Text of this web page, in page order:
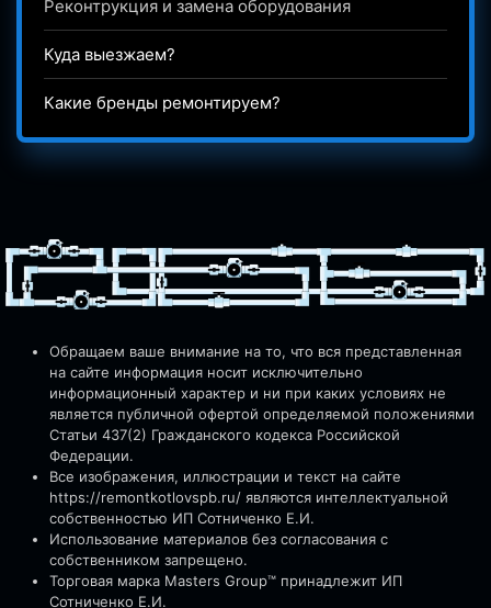
Реконтрукция и замена оборудования
Куда выезжаем?
Какие бренды ремонтируем?
Обращаем ваше внимание на то, что вся представленная
на сайте информация носит исключительно
информационный характер и ни при каких условиях не
является публичной офертой определяемой положениями
Статьи 437(2) Гражданского кодекса Российской
Федерации.
Все изображения, иллюстрации и текст на сайте
https://remontkotlovspb.ru/ являются интеллектуальной
собственностью ИП Сотниченко Е.И.
Использование материалов без согласования с
собственником запрещено.
Торговая марка Masters Group™ принадлежит ИП
Сотниченко Е.И.